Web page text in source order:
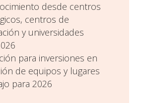
desde centros
centros de
y universidades
para inversiones en
de equipos y lugares
para 2026